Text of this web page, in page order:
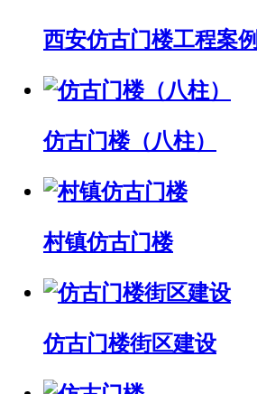
西安仿古门楼工程案例
仿古门楼（八柱）
村镇仿古门楼
仿古门楼街区建设